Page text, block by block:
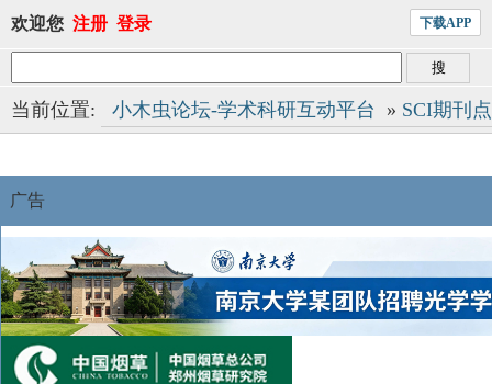
欢迎您 注册 登录 下载APP
当前位置: 小木虫论坛-学术科研互动平台 » SCI期刊
广告